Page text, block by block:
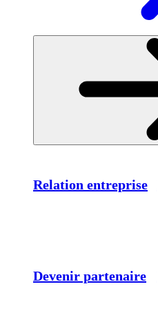
Relation entreprise
Devenir partenaire